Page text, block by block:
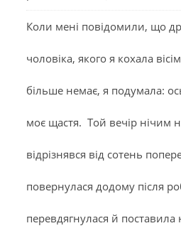
Коли мені повідомили, що
чоловіка, якого я кохала
більше немає, я подумала:
моє щастя. Той вечір нічим
відрізнявся від сотень
повернулася додому після
перевдягнулася й поставила